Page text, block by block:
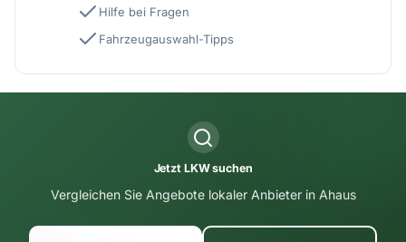
Hilfe bei Fragen
Fahrzeugauswahl-Tipps
Jetzt LKW suchen
Vergleichen Sie Angebote lokaler Anbieter in Ahaus